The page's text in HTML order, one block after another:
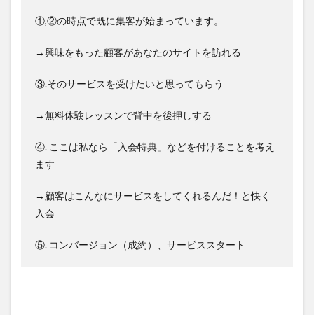
①,②の時点で既に集客が始まっています。
→興味をもった顧客があなたのサイトを訪れる
③.そのサービスを受けたいと思ってもらう
→無料体験レッスンで背中を後押しする
④. ここは私なら「入会特典」などを付けることを考え
ます
→顧客はこんなにサービスをしてくれるんだ！と快く
入会
⑤. コンバージョン（成約）、サービススタート